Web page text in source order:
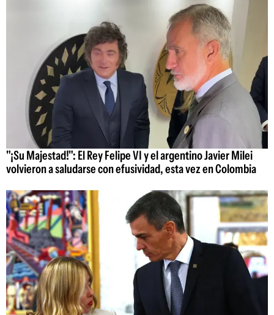
"¡Su Majestad!": El Rey Felipe VI y el argentino Javier Milei
volvieron a saludarse con efusividad, esta vez en Colombia